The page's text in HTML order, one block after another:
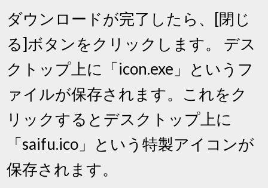
ダウンロードが完了したら、[閉じ
る]ボタンをクリックします。 デス
クトップ上に「icon.exe」というフ
ァイルが保存されます。これをク
リックするとデスクトップ上に
「saifu.ico」という特製アイコンが
保存されます。